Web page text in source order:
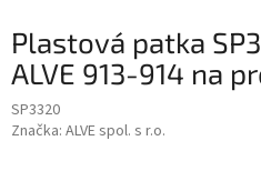
Plastová patka
ALVE 913-914 na
SP3320
Značka: ALVE spol. s r.o.